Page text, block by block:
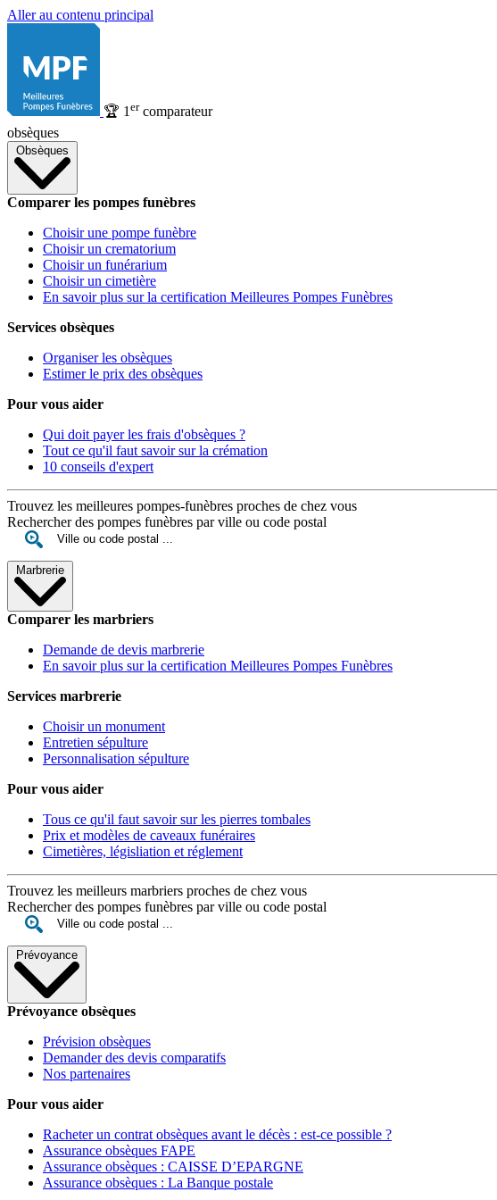
Aller au contenu principal
🏆 1 ercomparateur
obsèques
Obsèques
Comparer les pompes funèbres
Choisir une pompe funèbre
Choisir un crematorium
Choisir un funérarium
Choisir un cimetière
En savoir plus sur la certification Meilleures Pompes Funèbres
Services obsèques
Organiser les obsèques
Estimer le prix des obsèques
Pour vous aider
Qui doit payer les frais d'obsèques ?
Tout ce qu'il faut savoir sur la crémation
10 conseils d'expert
Trouvez les meilleures pompes-funèbres proches de chez vous
Rechercher des pompes funèbres par ville ou code postal
Marbrerie
Comparer les marbriers
Demande de devis marbrerie
En savoir plus sur la certification Meilleures Pompes Funèbres
Services marbrerie
Choisir un monument
Entretien sépulture
Personnalisation sépulture
Pour vous aider
Tous ce qu'il faut savoir sur les pierres tombales
Prix et modèles de caveaux funéraires
Cimetières, législiation et réglement
Trouvez les meilleurs marbriers proches de chez vous
Rechercher des pompes funèbres par ville ou code postal
Prévoyance
Prévoyance obsèques
Prévision obsèques
Demander des devis comparatifs
Nos partenaires
Pour vous aider
Racheter un contrat obsèques avant le décès : est-ce possible ?
Assurance obsèques FAPE
Assurance obsèques : CAISSE D’EPARGNE
Assurance obsèques : La Banque postale